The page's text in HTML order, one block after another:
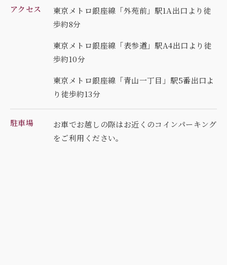
アクセス
東京メトロ銀座線「外苑前」駅1A出口より徒
歩約8分
東京メトロ銀座線「表参道」駅A4出口より徒
歩約10分
東京メトロ銀座線「青山一丁目」駅5番出口よ
り徒歩約13分
駐車場
お車でお越しの際はお近くのコインパーキング
をご利用ください。